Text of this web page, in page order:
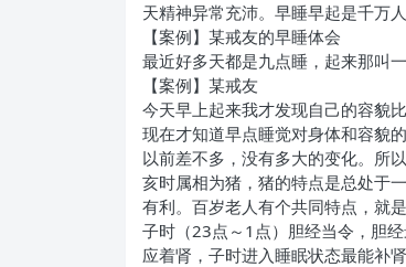
天精神异常充沛。早睡早起是千万
【案例】某戒友的早睡体会
最近好多天都是九点睡，起来那叫
【案例】某戒友
今天早上起来我才发现自己的容貌
现在才知道早点睡觉对身体和容貌
以前差不多，没有多大的变化。所
亥时属相为猪，猪的特点是总处于
有利。百岁老人有个共同特点，就
子时（23点～1点）胆经当令，胆
应着肾，子时进入睡眠状态最能补